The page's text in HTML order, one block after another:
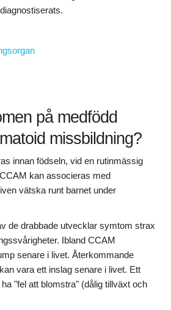
på medfödd
missbildning?
innan födseln, vid en rutinmässig
kan associeras med
vätska runt barnet under
de drabbade utvecklar symtom strax
Ibland CCAM
senare i livet. Återkommande
vara ett inslag senare i livet. Ett
"fel att blomstra" (dålig tillväxt och